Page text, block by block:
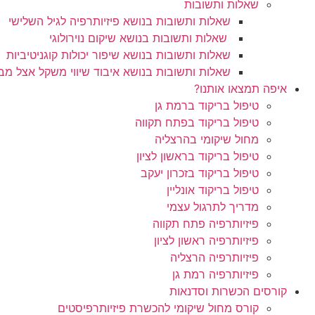
שאלות ותשובות
שאלות ותשובות בנושא פיזיותרפיה לגיל השלישי
שאלות ותשובות בנושא שיקום נוירולוגי
שאלות ותשובות בנושא שיפור יכולות קוגניטיביות
שאלות ותשובות בנושא איבוד שיווי משקל אצל
איפה תמצאו אותנו?
טיפול בריקוד ברמת גן
טיפול בריקוד בפתח תקווה
מחול שיקומי בהרצליה
טיפול בריקוד בראשון לציון
טיפול בריקוד בזכרון יעקב
טיפול בריקוד אונליין
מדריך לתרגול עצמי
פיזיותרפיה פתח תקווה
פיזיותרפיה ראשון לציון
פיזיותרפיה הרצליה
פיזיותרפיה רמת גן
קורסים הכשרות וסדנאות
קורס מחול שיקומי להכשרת פיזיותרפיסטים